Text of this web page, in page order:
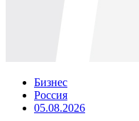
Бизнес
Россия
05.08.2026